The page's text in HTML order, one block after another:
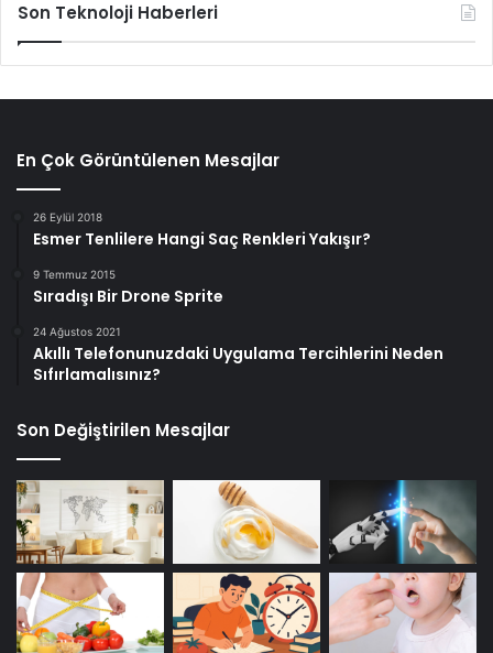
Son Teknoloji Haberleri
En Çok Görüntülenen Mesajlar
26 Eylül 2018
Esmer Tenlilere Hangi Saç Renkleri Yakışır?
9 Temmuz 2015
Sıradışı Bir Drone Sprite
24 Ağustos 2021
Akıllı Telefonunuzdaki Uygulama Tercihlerini Neden
Sıfırlamalısınız?
Son Değiştirilen Mesajlar